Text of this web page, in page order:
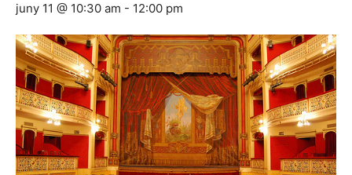
juny 11 @ 10:30 am - 12:00 pm